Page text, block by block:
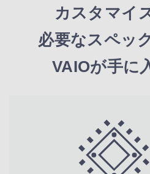
カスタマイ
必要なスペッ
VAIOが手に